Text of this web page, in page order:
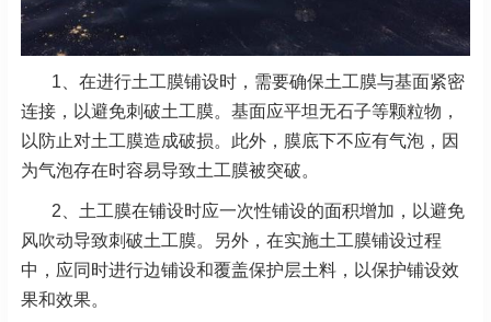
1、在进行土工膜铺设时，需要确保土工膜与基面紧密
连接，以避免刺破土工膜。基面应平坦无石子等颗粒物，
以防止对土工膜造成破损。此外，膜底下不应有气泡，因
为气泡存在时容易导致土工膜被突破。
2、土工膜在铺设时应一次性铺设的面积增加，以避免
风吹动导致刺破土工膜。另外，在实施土工膜铺设过程
中，应同时进行边铺设和覆盖保护层土料，以保护铺设效
果和效果。